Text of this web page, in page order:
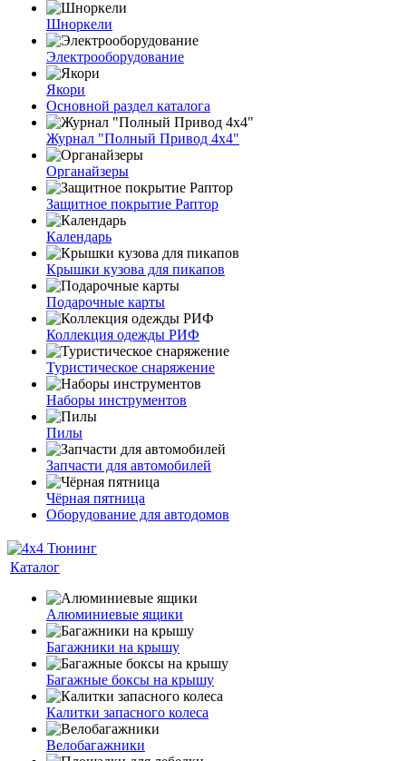
Шноркели
Электрооборудование
Якори
Основной раздел каталога
Журнал "Полный Привод 4х4"
Органайзеры
Защитное покрытие Раптор
Календарь
Крышки кузова для пикапов
Подарочные карты
Коллекция одежды РИФ
Туристическое снаряжение
Наборы инструментов
Пилы
Запчасти для автомобилей
Чёрная пятница
Оборудование для автодомов
Каталог
Алюминиевые ящики
Багажники на крышу
Багажные боксы на крышу
Калитки запасного колеса
Велобагажники